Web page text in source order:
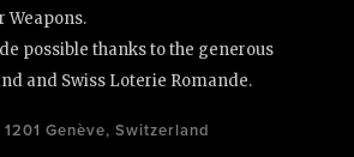
Weapons.
possible thanks to the generous
and Swiss Loterie Romande.
Genève, Switzerland